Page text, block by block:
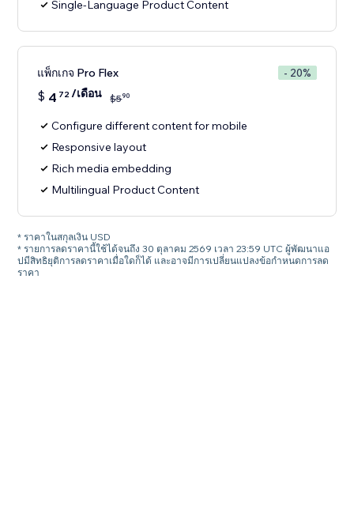
Single-Language Product Content
แพ็กเกจ Pro Flex - 20%
$ 4 72/เดือน $590
Configure different content for mobile
Responsive layout
Rich media embedding
Multilingual Product Content
* ราคาในสกุลเงิน USD
* รายการลดราคานี้ใช้ได้จนถึง 30 ตุลาคม 2569 เวลา 23:59 UTC ผู้พัฒนาแอ
ปมีสิทธิยุติการลดราคาเมื่อใดก็ได้ และอาจมีการเปลี่ยนแปลงข้อกำหนดการลด
ราคา